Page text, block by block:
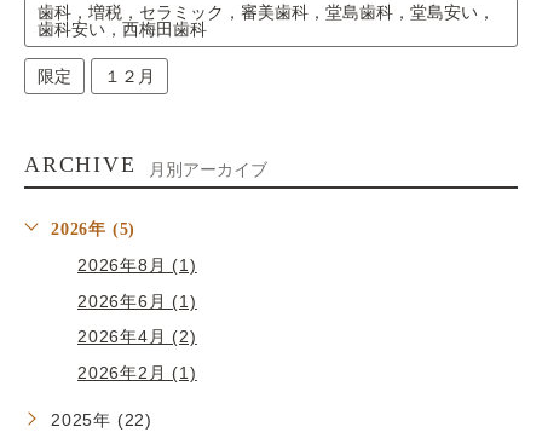
歯科，増税，セラミック，審美歯科，堂島歯科，堂島安い，
歯科安い，西梅田歯科
限定 １２月
ARCHIVE 月別アーカイブ
2026年 (5)
2026年8月 (1)
2026年6月 (1)
2026年4月 (2)
2026年2月 (1)
2025年 (22)